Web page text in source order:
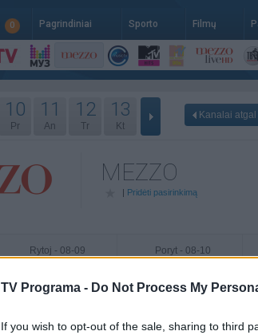
TV Programa - Do Not Process My
If you wish to opt-out of the sale, sharing to third
0 Pagrindiniai Sporto Filmų
10
Pr
11
An
12
Tr
13
Kt
Kanalai atgal
MEZZO
| Pridėti pasirinkimą
Rytoj - 08-09 Poryt - 08-10